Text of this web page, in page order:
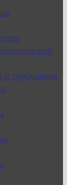
и требования